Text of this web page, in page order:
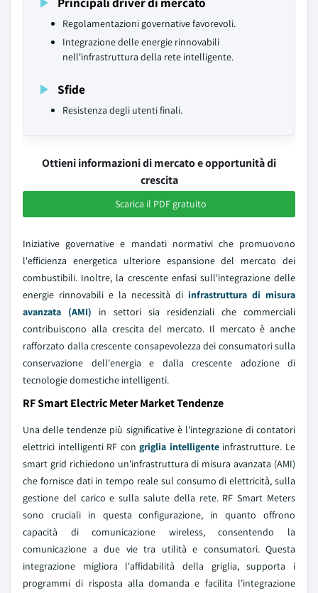
Regolamentazioni governative favorevoli.
Integrazione delle energie rinnovabili
nell'infrastruttura della rete intelligente.
Sfide
Resistenza degli utenti finali.
Ottieni informazioni di mercato e opportunità di
crescita
Scarica il PDF gratuito
Iniziative governative e mandati normativi che promuovono
l'efficienza energetica ulteriore espansione del mercato dei
combustibili. Inoltre, la crescente enfasi sull'integrazione delle
energie rinnovabili e la necessità di infrastruttura di misura
avanzata (AMI) in settori sia residenziali che commerciali
contribuiscono alla crescita del mercato. Il mercato è anche
rafforzato dalla crescente consapevolezza dei consumatori sulla
conservazione dell'energia e dalla crescente adozione di
tecnologie domestiche intelligenti.
RF Smart Electric Meter Market Tendenze
Una delle tendenze più significative è l'integrazione di contatori
elettrici intelligenti RF congriglia intelligenteinfrastrutture. Le
smart grid richiedono un'infrastruttura di misura avanzata (AMI)
che fornisce dati in tempo reale sul consumo di elettricità, sulla
gestione del carico e sulla salute della rete. RF Smart Meters
sono cruciali in questa configurazione, in quanto offrono
capacità di comunicazione wireless, consentendo la
comunicazione a due vie tra utilità e consumatori. Questa
integrazione migliora l'affidabilità della griglia, supporta i
programmi di risposta alla domanda e facilita l'integrazione